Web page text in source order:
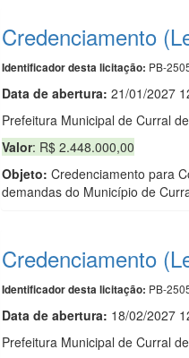
Credenciamento
Identificador desta licitação: PB-
Data de abertura: 21/01/2027
Prefeitura Municipal de Curral
Valor: R$ 2.448.000,00
Objeto: Credenciamento para
demandas do Município de
Credenciamento
Identificador desta licitação: PB-
Data de abertura: 18/02/2027
Prefeitura Municipal de Curral